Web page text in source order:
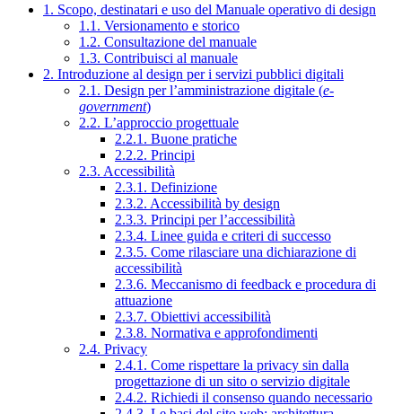
1. Scopo, destinatari e uso del Manuale operativo di design
1.1. Versionamento e storico
1.2. Consultazione del manuale
1.3. Contribuisci al manuale
2. Introduzione al design per i servizi pubblici digitali
2.1. Design per l’amministrazione digitale (e-
government)
2.2. L’approccio progettuale
2.2.1. Buone pratiche
2.2.2. Principi
2.3. Accessibilità
2.3.1. Definizione
2.3.2. Accessibilità by design
2.3.3. Principi per l’accessibilità
2.3.4. Linee guida e criteri di successo
2.3.5. Come rilasciare una dichiarazione di
accessibilità
2.3.6. Meccanismo di feedback e procedura di
attuazione
2.3.7. Obiettivi accessibilità
2.3.8. Normativa e approfondimenti
2.4. Privacy
2.4.1. Come rispettare la privacy sin dalla
progettazione di un sito o servizio digitale
2.4.2. Richiedi il consenso quando necessario